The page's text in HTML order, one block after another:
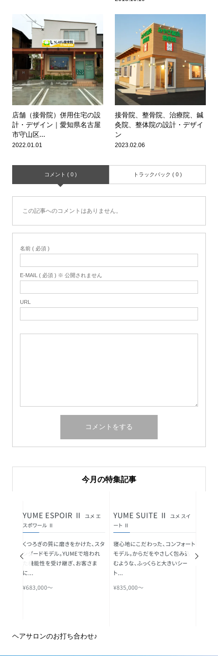
店舗（接骨院）併用住宅の設
計・デザイン｜愛知県名古屋
市守山区...
2022.01.01
接骨院、整骨院、治療院、鍼
灸院、整体院の設計・デザイ
ン
2023.02.06
コメント ( 0 ) トラックバック ( 0 )
この記事へのコメントはありません。
名前 ( 必須 )
E-MAIL ( 必須 ) ※ 公開されません
URL
今月の特集記事

ヘアサロンのお打ち合わせ♪
